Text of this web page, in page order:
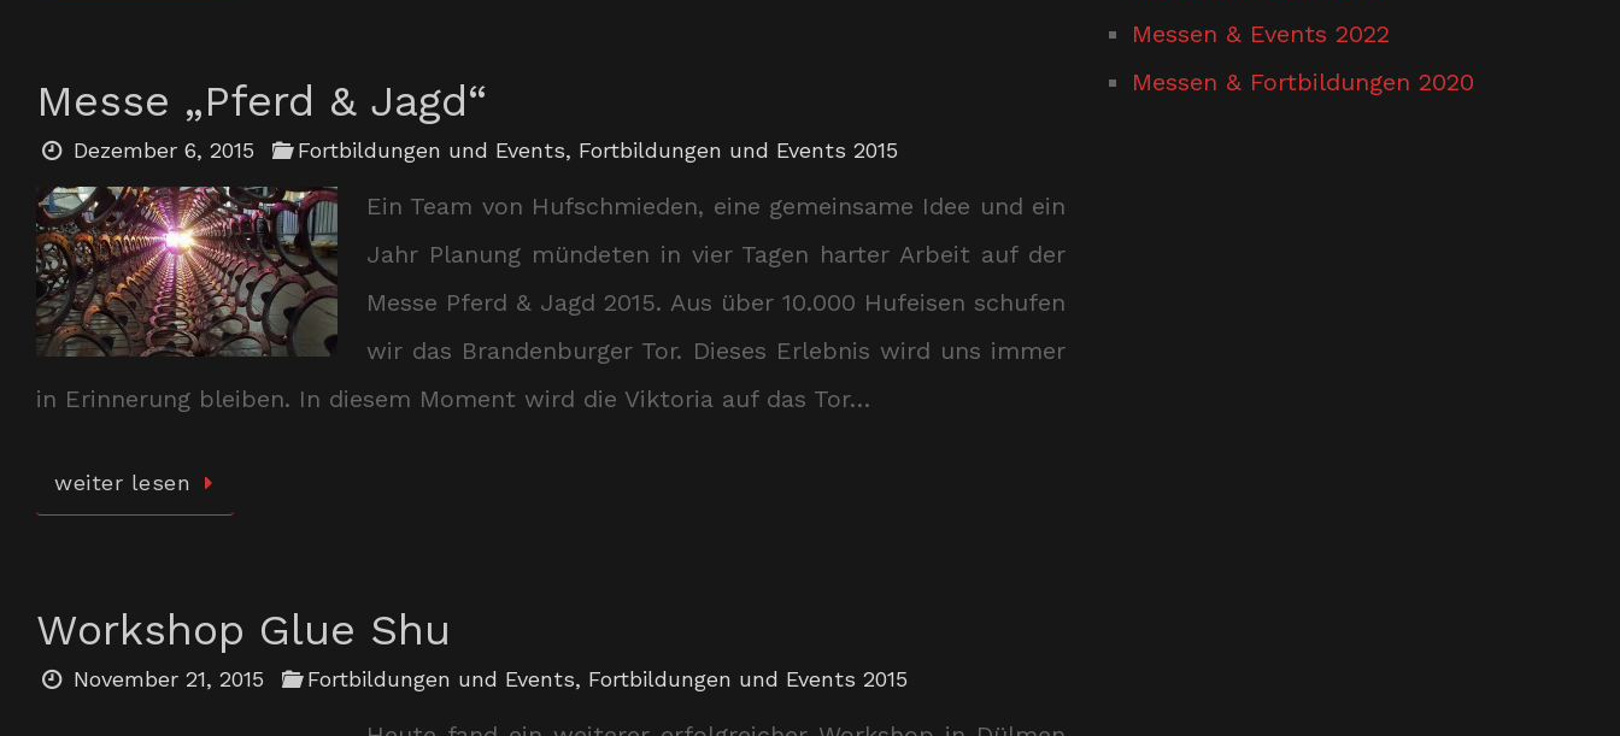
Messe „Pferd & Jagd“
Dezember 6, 2015 Fortbildungen und Events, Fortbildungen und Events 2015
Ein Team von Hufschmieden, eine gemeinsame Idee und ein
Jahr Planung mündeten in vier Tagen harter Arbeit auf der
Messe Pferd & Jagd 2015. Aus über 10.000 Hufeisen schufen
wir das Brandenburger Tor. Dieses Erlebnis wird uns immer
in Erinnerung bleiben. In diesem Moment wird die Viktoria auf das Tor…
weiter lesen
Workshop Glue Shu
November 21, 2015 Fortbildungen und Events, Fortbildungen und Events 2015
Messen & Events 2022
Messen & Fortbildungen 2020